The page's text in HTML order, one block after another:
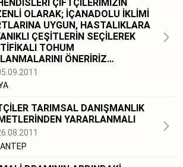
ÇİFTÇİLERİMİZİN
OLARAK; İÇANADOLU İKLİMİ
UYGUN, HASTALIKLARA
ÇEŞİTLERİN SEÇİLEREK
TOHUM
ÖNERİRİZ…
TARIMSAL DANIŞMANLIK
YARARLANMALI